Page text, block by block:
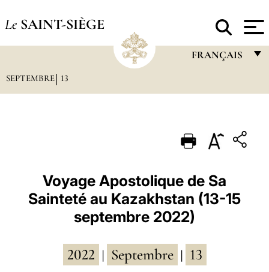
Le SAINT-SIÈGE
FRANÇAIS
PORTUGUÊS
ESPAÑOL
DEUTSCH
POLSKI
العربيّة
中文
SEPTEMBRE 13
Voyage Apostolique de Sa
Sainteté au Kazakhstan (13-15
septembre 2022)
2022 Septembre 13